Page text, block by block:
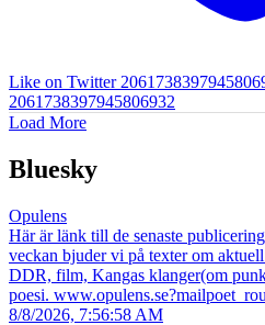
Like on Twitter
2061738397945806932
Load More
Bluesky
Opulens
Här är länk till de senaste
veckan bjuder vi på texter om
DDR, film, Kangas klanger(om
poesi.
8/8/2026, 7:56:58 AM